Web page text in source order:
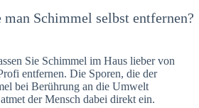
man Schimmel selbst entfernen?
Sie Schimmel im Haus lieber von
entfernen. Die Sporen, die der
bei Berührung an die Umwelt
der Mensch dabei direkt ein.